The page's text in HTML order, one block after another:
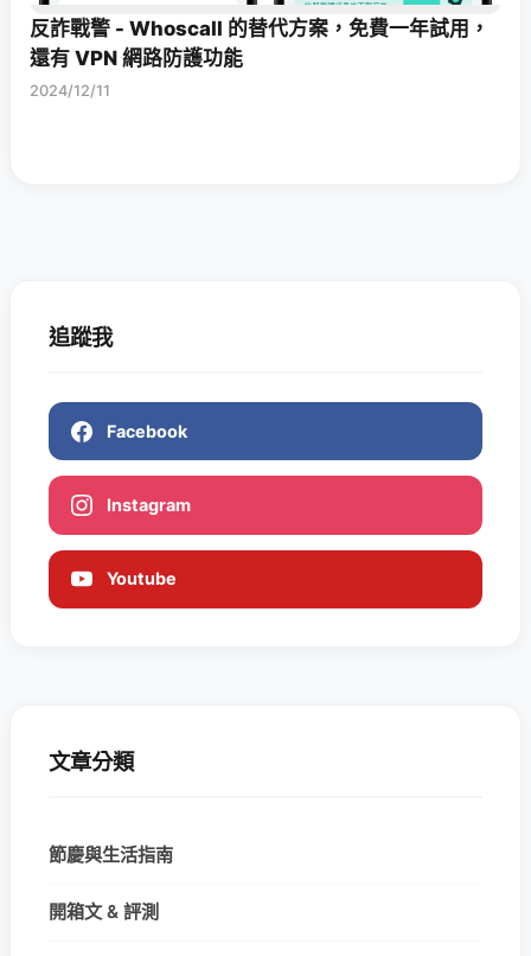
反詐戰警 - Whoscall 的替代方案，免費一年試用，
還有 VPN 網路防護功能
2024/12/11
追蹤我
Facebook
Instagram
Youtube
文章分類
節慶與生活指南
開箱文 & 評測